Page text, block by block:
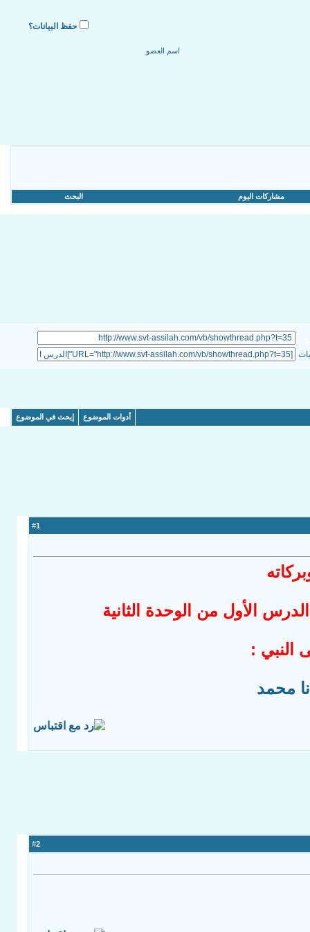
حفظ البيانات؟
مشاركات اليوم البحث
أدوات الموضوع إبحث في الموضوع
1
الأول من الوحدة الثانية
النبي :
محمد
2